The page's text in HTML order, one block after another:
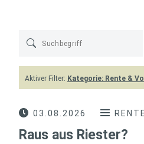
Aktiver Filter: Kategorie: Rente &
03.08.2026
Raus aus Riester?